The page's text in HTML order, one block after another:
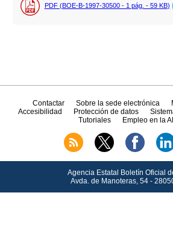
PDF (BOE-B-1997-30500 - 1 pág. - 59 KB)
Contactar Sobre la sede electrónica
Accesibilidad
Protección de datos
Tutoriales
Empleo en la
Agencia Estatal Boletín Oficial
Avda.de Manoteras, 54 -